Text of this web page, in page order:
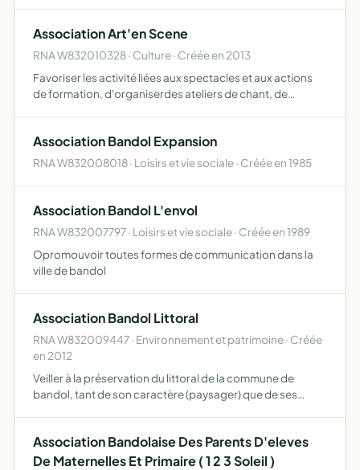
Association Art'en Scene
RNA W832010328 · Culture · Créée en 2013
Favoriser les activité liées aux spectacles et aux actions
de formation, d'organiserdes ateliers de chant, de
permettre…
Association Bandol Expansion
RNA W832008018 · Loisirs et vie sociale · Créée en 1985
Association Bandol L'envol
RNA W832007797 · Loisirs et vie sociale · Créée en 1989
Opromouvoir toutes formes de communication dans la
ville de bandol
Association Bandol Littoral
RNA W832009447 · Environnement et patrimoine · Créée
en 2012
Veiller à la préservation du littoral de la commune de
bandol, tant de son caractère (paysager) que de ses
l'envir…
Association Bandolaise Des Parents D'eleves
De Maternelles Et Primaire ( 1 2 3 Soleil )